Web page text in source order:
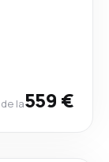
de la559 €